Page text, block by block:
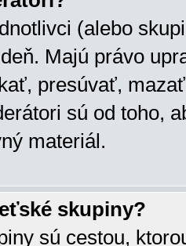
(alebo
Majú právo
presúvať,
sú od toho,
materiál.
skupiny?
sú cestou,